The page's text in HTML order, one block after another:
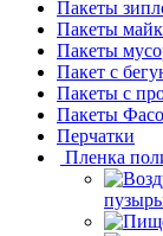
Пакеты
Пакеты
Пакеты
Пакет с
Пакеты с
Пакеты
Перчатки
Пленка